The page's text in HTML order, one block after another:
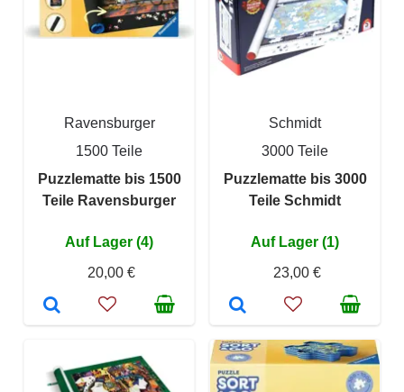
Ravensburger
1500 Teile
Puzzlematte bis 1500
Teile Ravensburger
Auf Lager (4)
20,00 €
Schmidt
3000 Teile
Puzzlematte bis 3000
Teile Schmidt
Auf Lager (1)
23,00 €